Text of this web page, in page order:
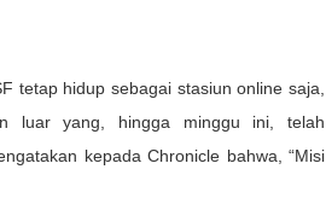
tetap hidup sebagai stasiun online saja,
luar yang, hingga minggu ini, telah
kepada Chronicle bahwa, “Misi